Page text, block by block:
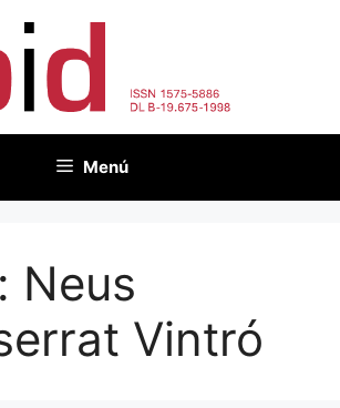
Menú
Neus
Vintró